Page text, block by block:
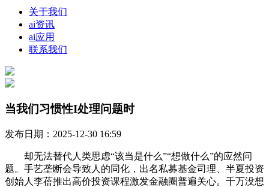
关于我们
ai资讯
ai应用
联系我们
当我们习惯性I处理问题时
发布日期：2025-12-30 16:59
却无法替代人类思虑“该当是什么”“想做什么”的应然问
题。手艺垄断会导致人的同化，出名私募基金司理、半夏投资
创始人李蓓推出高价投资课程激发金融圈普遍关心。千万没想